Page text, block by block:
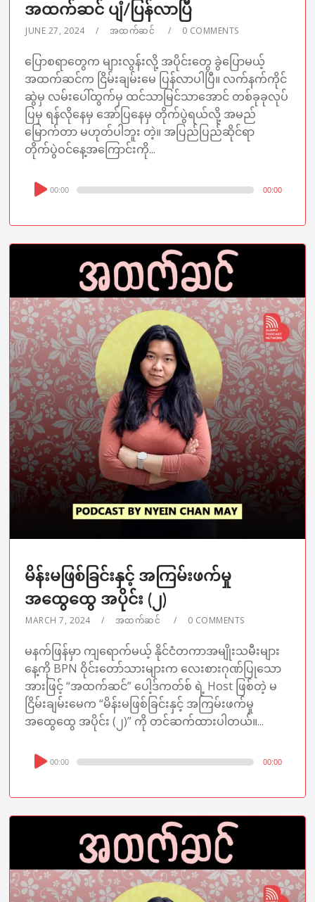
အထက်ဆင် ပျံ/ပြန်လာပြီ
JUNE 27, 2024 အထက်ဆင် 0 COMMENTS
ပြောစရာတွေက များလွန်းလို့ အပိုင်းတွေ ခွဲပြောမယ့်
အထက်ဆင်က ငြိမ်းချမ်းမေ ပြန်လာပါပြီ။ လက်နက်ကိုင်
ဆွဲမှ လမ်းပေါ်ထွက်မှ ထင်သာမြင်သာအောင် တစ်ခုခုလုပ်
ပြမှ ရန်လိုနေမှ အော်ပြနေမှ တိုက်ပွဲရယ်လို့ အမည်
မြောက်တာ မဟုတ်ပါဘူး တဲ့။ အပြည်ပြည်ဆိုင်ရာ
တိုက်ပွဲဝင်နေ့အကြောင်းကို...
Audio
Player
00:00 00:00
မိန်းမဖြစ်ခြင်းနှင့် အကြမ်းဖက်မှု
အထွေထွေ အပိုင်း (၂)
MARCH 7, 2024 အထက်ဆင် 0 COMMENTS
မနက်ဖြန်မှာ ကျရောက်မယ့် နိုင်ငံတကာအမျိုးသမီးများ
နေ့ကို BPN ဝိုင်းတော်သားများက လေးစားဂုဏ်ပြုသော
အားဖြင့် “အထက်ဆင်” ပေါ့ဒ်ကတ်စ် ရဲ့ Host ဖြစ်တဲ့ မ
ငြိမ်းချမ်းမေက “မိန်းမဖြစ်ခြင်းနှင့် အကြမ်းဖက်မှု
အထွေထွေ အပိုင်း (၂)” ကို တင်ဆက်ထားပါတယ်။...
Audio
Player
00:00 00:00